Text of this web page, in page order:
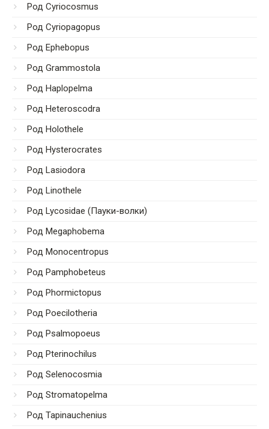
Род Cyriocosmus
Род Cyriopagopus
Род Ephebopus
Род Grammostola
Род Haplopelma
Род Heteroscodra
Род Holothele
Род Hysterocrates
Род Lasiodora
Род Linothele
Род Lycosidae (Пауки-волки)
Род Megaphobema
Род Monocentropus
Род Pamphobeteus
Род Phormictopus
Род Poecilotheria
Род Psalmopoeus
Род Pterinochilus
Род Selenocosmia
Род Stromatopelma
Род Tapinauchenius